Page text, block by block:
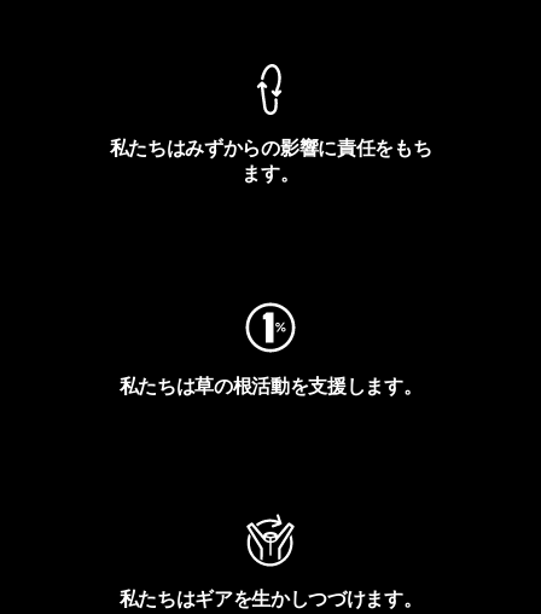
私たちはみずからの影響に責任をもち
ます。
私たちは草の根活動を支援します。
私たちはギアを生かしつづけます。